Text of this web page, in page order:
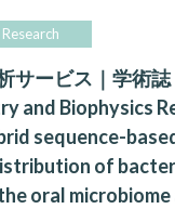
Research
サービス｜学術誌
and Biophysics
sequence-
of
oral microbiome